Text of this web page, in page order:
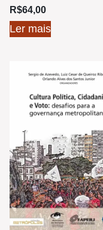
R$64,00
Ler mais